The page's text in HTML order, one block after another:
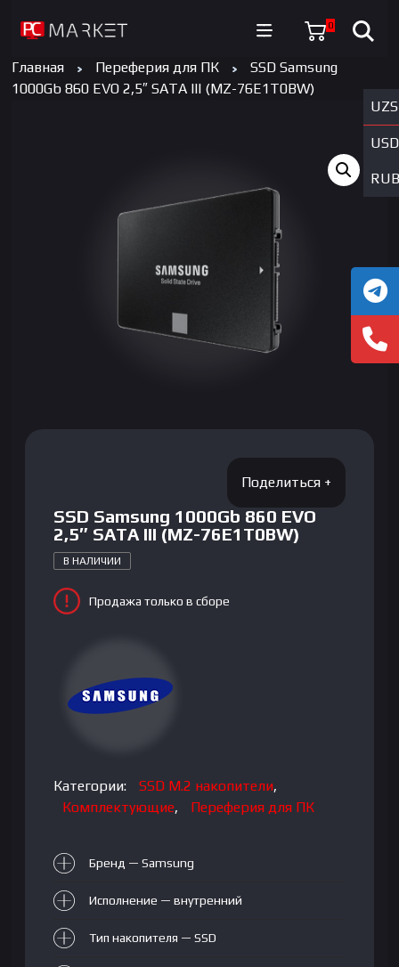
0
UZS
USD
RUB
Главная Переферия для ПК
SSD Samsung
1000Gb 860 EVO 2,5″ SATA III (MZ-76E1T0BW)
SSD Samsung 1000Gb 860 EVO
2,5″ SATA III (MZ-76E1T0BW)
В НАЛИЧИИ
Продажа только в сборе
Категории: SSD M.2 накопители,
Комплектующие, Переферия для ПК
Бренд — Samsung
Исполнение — внутренний
Тип накопителя — SSD